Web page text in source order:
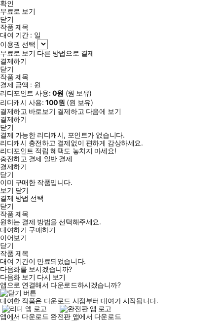
확인
무료로 보기
닫기
작품 제목
대여 기간 : 일
이용권 선택
무료로 보기 다른 방법으로 결제
결제하기
닫기
작품 제목
결제 금액 : 원
리디포인트 사용: 0원 (원 보유)
리디캐시 사용:100원 (원 보유)
결제하고 바로보기 결제하고 다음에 보기
결제하기
닫기
결제 가능한 리디캐시, 포인트가 없습니다.
리디캐시 충전하고 결제없이 편하게 감상하세요.
리디포인트 적립 혜택도 놓치지 마세요!
충전하고 결제 일반 결제
결제하기
닫기
이미 구매한 작품입니다.
보기 닫기
결제 방법 선택
닫기
작품 제목
원하는 결제 방법을 선택해주세요.
대여하기 구매하기
이어보기
닫기
작품 제목
대여 기간이 만료되었습니다.
다음화를 보시겠습니까?
다음화 보기 다시 보기
앱으로 연결해서 다운로드하시겠습니까?
대여한 작품은 다운로드 시점부터 대여가 시작됩니다.
앱에서 다운로드 완전판 앱에서 다운로드